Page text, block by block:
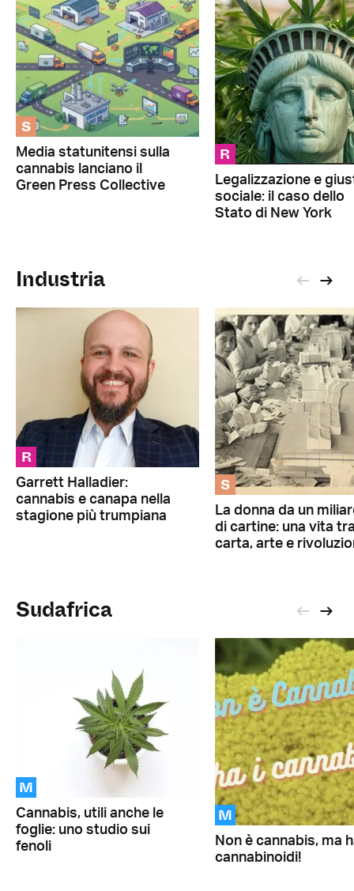
S
Media statunitensi sulla
cannabis lanciano il
Green Press Collective
R
Legalizzazione e
sociale: il caso dello
Stato di New York
Industria
R
Garrett Halladier:
cannabis e canapa nella
stagione più trumpiana
S
La donna da un
di cartine: una vita
carta, arte e
Sudafrica
M
Cannabis, utili anche le
foglie: uno studio sui
fenoli
M
Non è cannabis, ma
cannabinoidi!